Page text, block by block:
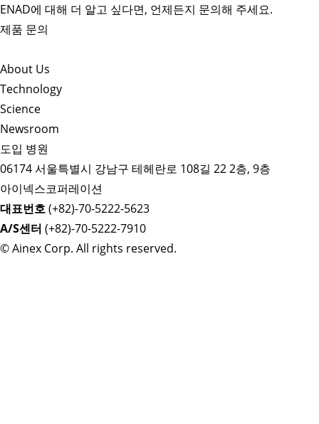
ENAD에 대해 더 알고 싶다면, 언제든지 문의해 주세요.
제품 문의
About Us​
Technology
Science
Newsroom
도입 병원
06174 서울특별시 강남구 테헤란로 108길 22 2층, 9층
아이넥스코퍼레이션
대표번호(+82)-70-5222-5623
A/S센터 (+82)-70-5222-7910
© Ainex Corp. All rights reserved.